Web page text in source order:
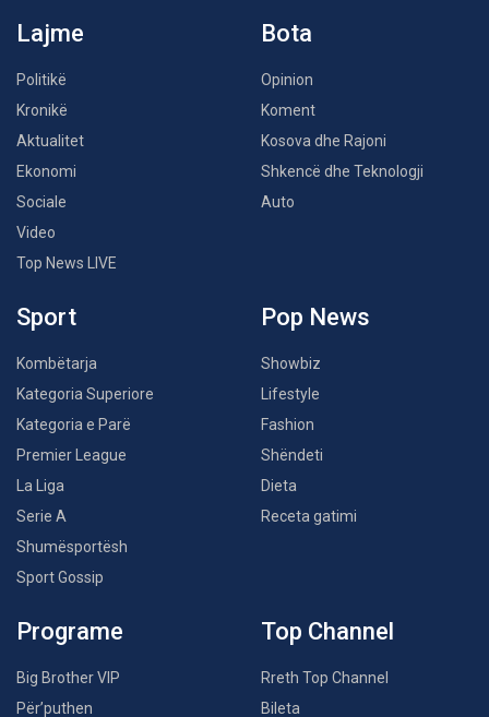
Lajme
Politikë
Kronikë
Aktualitet
Ekonomi
Sociale
Video
Top News LIVE
Bota
Opinion
Koment
Kosova dhe Rajoni
Shkencë dhe Teknologji
Auto
Sport
Kombëtarja
Kategoria Superiore
Kategoria e Parë
Premier League
La Liga
Serie A
Shumësportësh
Sport Gossip
Pop News
Showbiz
Lifestyle
Fashion
Shëndeti
Dieta
Receta gatimi
Programe
Big Brother VIP
Për’puthen
Top Channel
Rreth Top Channel
Bileta